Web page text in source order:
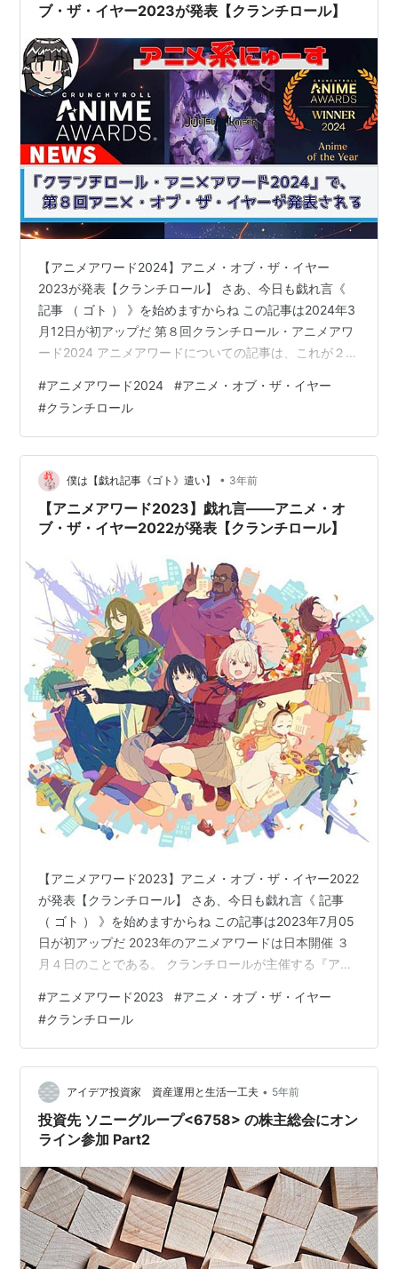
放映作」…
ブ・ザ・イヤー2023が発表【クランチロール】
【アニメアワード2024】アニメ・オブ・ザ・イヤー
2023が発表【クランチロール】 さあ、今日も戯れ言《
記事 （ ゴト ） 》を始めますからね この記事は2024年3
月12日が初アップだ 第８回クランチロール・アニメアワ
ード2024 アニメアワードについての記事は、これが２回
している。１年前の記事のリンクを下に貼っておくの
で、興味がある方はリンクから過去へ遡って欲しい。意
気込みとしては、これから毎年の恒例として記録してい
く所存だ。チェックをよろしく。 ◆合わせて読みたい◆
最初の記事で盛大な勘違いをかましていたのが、この記
事というか２度目の…
#アニメアワード2024 #アニメ・オブ・ザ・イヤー
#クランチロール
僕は【戯れ記事《ゴト》遣い】 • 3年前
【アニメアワード2023】戯れ言――アニメ・オ
ブ・ザ・イヤー2022が発表【クランチロール】
【アニメアワード2023】アニメ・オブ・ザ・イヤー2022
が発表【クランチロール】 さあ、今日も戯れ言《 記事
（ ゴト ） 》を始めますからね この記事は2023年7月05
日が初アップだ 2023年のアニメアワードは日本開催 ３
月４日のことである。 クランチロールが主催する『アニ
国――日本（東京）にて開催された。ここ数年で海外サ
イトをメインとした国際的な評価に対して、日本のアニ
メファンも注目する様になっている。 まとめサイトで
も、海外（の配信サイトを主）での作品人気およびキャ
ラ人気のランキングが載せられていたりする。こんな感
じ。 そんなアニメ…
#アニメアワード2023 #アニメ・オブ・ザ・イヤー
#クランチロール
アイデア投資家 資産運用と生活一工夫 • 5年前
投資先 ソニーグループ<6758> の株主総会にオン
ライン参加 Part2